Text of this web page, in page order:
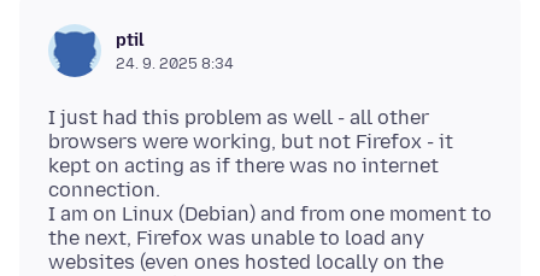
ptil
24. 9. 2025 8:34
I just had this problem as well - all other
browsers were working, but not Firefox - it
kept on acting as if there was no internet
connection.
I am on Linux (Debian) and from one moment to
the next, Firefox was unable to load any
websites (even ones hosted locally on the